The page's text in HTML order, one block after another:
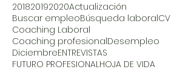
201820192020Actualización
Buscar empleoBúsqueda laboralCV
Coaching Laboral
Coaching profesionalDesempleo
DiciembreENTREVISTAS
FUTURO PROFESIONALHOJA DE VIDA